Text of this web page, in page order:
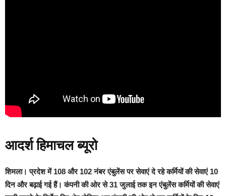
आदर्श हिमाचल ब्यूरो
शिमला। प्रदेश में 108 और 102 नंबर एंबुलेंस पर सेवाएं दे रहे कर्मियों की सेवाएं 10
दिन और बढ़ाई गई हैं। कंपनी की ओर से 31 जुलाई तक इन एंबुलेंस कर्मियों की सेवाएं